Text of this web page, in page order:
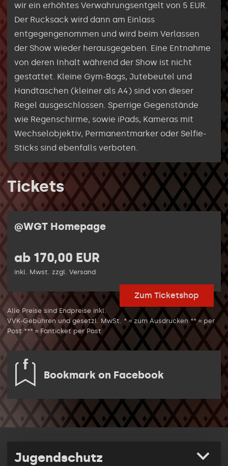
wir ein erhöhtes Verwahrungsentgelt von 5 EUR.
Der Rucksack wird dann am Einlass
entgegengenommen und wird beim Verlassen
der Show wieder herausgegeben. Eine Entnahme
von deren Inhalt während der Show ist nicht
gestattet. Kleine Gym-Bags, Jutebeutel und
Handtaschen (kleiner als A4) sind von dieser
Regel ausgeschlossen. Sperrige Gegenstände
wie Regenschirme, sowie iPads, Kameras mit
Wechselobjektiv, Permanentmarker oder Selfie-
Sticks sind ebenfalls verboten.
Tickets
@WGT Homepage
ab 170,00 EUR
inkl. Mwst. zzgl. Versand
Zum Ticketshop
Alle Preise sind Endpreise inkl.
VVK-Gebühren und gesetzl. MwSt. * = zum Ausdrucken ** = per
Post *** = Fanticket per Post
Bookmark on Facebook
Jugendschutz